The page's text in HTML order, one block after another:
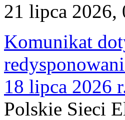
21 lipca 2026,
Komunikat
18 lipca 2026
Polskie Sieci